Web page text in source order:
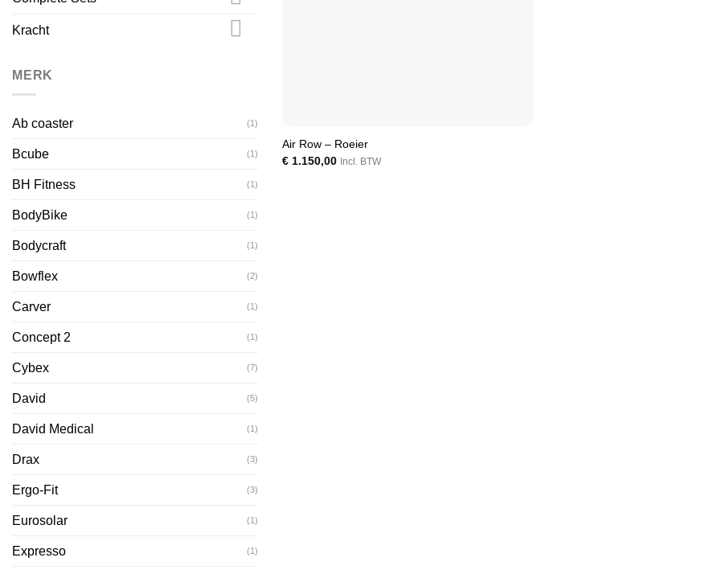
Kracht
MERK
Ab coaster (1)
Bcube (1)
BH Fitness (1)
BodyBike (1)
Bodycraft (1)
Bowflex (2)
Carver (1)
Concept 2 (1)
Cybex (7)
David (5)
David Medical (1)
Drax (3)
Ergo-Fit (3)
Eurosolar (1)
Expresso (1)
Air Row – Roeier
€1.150,00 Incl. BTW